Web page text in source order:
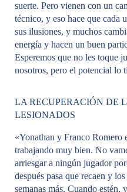
suerte. Pero vienen con un
técnico, y eso hace que cada
sus ilusiones, y muchos
energía y hacen un buen
Esperemos que no les toque
nosotros, pero el potencial lo
LA RECUPERACIÓN DE
LESIONADOS
«Yonathan y Franco Romero
trabajando muy bien. No
arriesgar a ningún jugador
después pasa que recaen y
semanas más. Cuando estén,